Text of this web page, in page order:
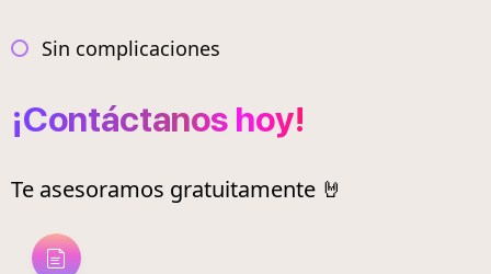
Sin complicaciones
¡Contáctanos hoy!
Te asesoramos gratuitamente 🤘